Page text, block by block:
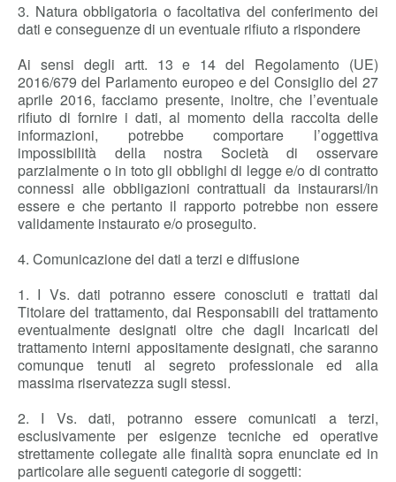
3. Natura obbligatoria o facoltativa del conferimento dei
dati e conseguenze di un eventuale rifiuto a rispondere
Ai sensi degli artt. 13 e 14 del Regolamento (UE)
2016/679 del Parlamento europeo e del Consiglio del 27
aprile 2016, facciamo presente, inoltre, che l’eventuale
rifiuto di fornire i dati, al momento della raccolta delle
informazioni, potrebbe comportare l’oggettiva
impossibilità della nostra Società di osservare
parzialmente o in toto gli obblighi di legge e/o di contratto
connessi alle obbligazioni contrattuali da instaurarsi/in
essere e che pertanto il rapporto potrebbe non essere
validamente instaurato e/o proseguito.
4. Comunicazione dei dati a terzi e diffusione
1. I Vs. dati potranno essere conosciuti e trattati dal
Titolare del trattamento, dai Responsabili del trattamento
eventualmente designati oltre che dagli Incaricati del
trattamento interni appositamente designati, che saranno
comunque tenuti al segreto professionale ed alla
massima riservatezza sugli stessi.
2. I Vs. dati, potranno essere comunicati a terzi,
esclusivamente per esigenze tecniche ed operative
strettamente collegate alle finalità sopra enunciate ed in
particolare alle seguenti categorie di soggetti: